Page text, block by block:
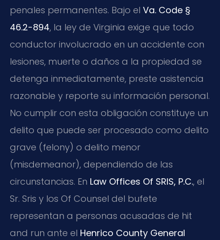
penales permanentes. Bajo el Va. Code §
46.2-894, la ley de Virginia exige que todo
conductor involucrado en un accidente con
lesiones, muerte o daños a la propiedad se
detenga inmediatamente, preste asistencia
razonable y reporte su información personal.
No cumplir con esta obligación constituye un
delito que puede ser procesado como delito
grave (felony) o delito menor
(misdemeanor), dependiendo de las
circunstancias. En Law Offices Of SRIS, P.C., el
Sr. Sris y los Of Counsel del bufete
representan a personas acusadas de hit
and run ante el Henrico County General